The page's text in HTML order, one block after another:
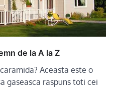
de la A la Z
Aceasta este o
gaseasca raspuns toti cei